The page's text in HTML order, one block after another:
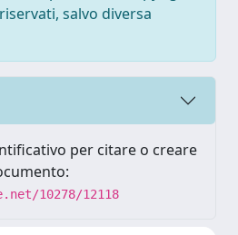
salvo diversa
per citare o creare
10278/12118